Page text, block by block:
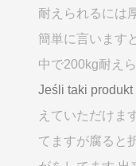
耐えられるには
簡単に言います
中で200kg耐え
Jeśli taki produkt
えていただけま
てますが腐ると